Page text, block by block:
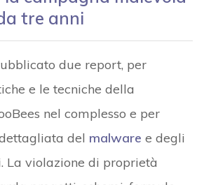
tre anni
due report, per
e le tecniche della
nel complesso e per
del malware e degli
La violazione di proprietà